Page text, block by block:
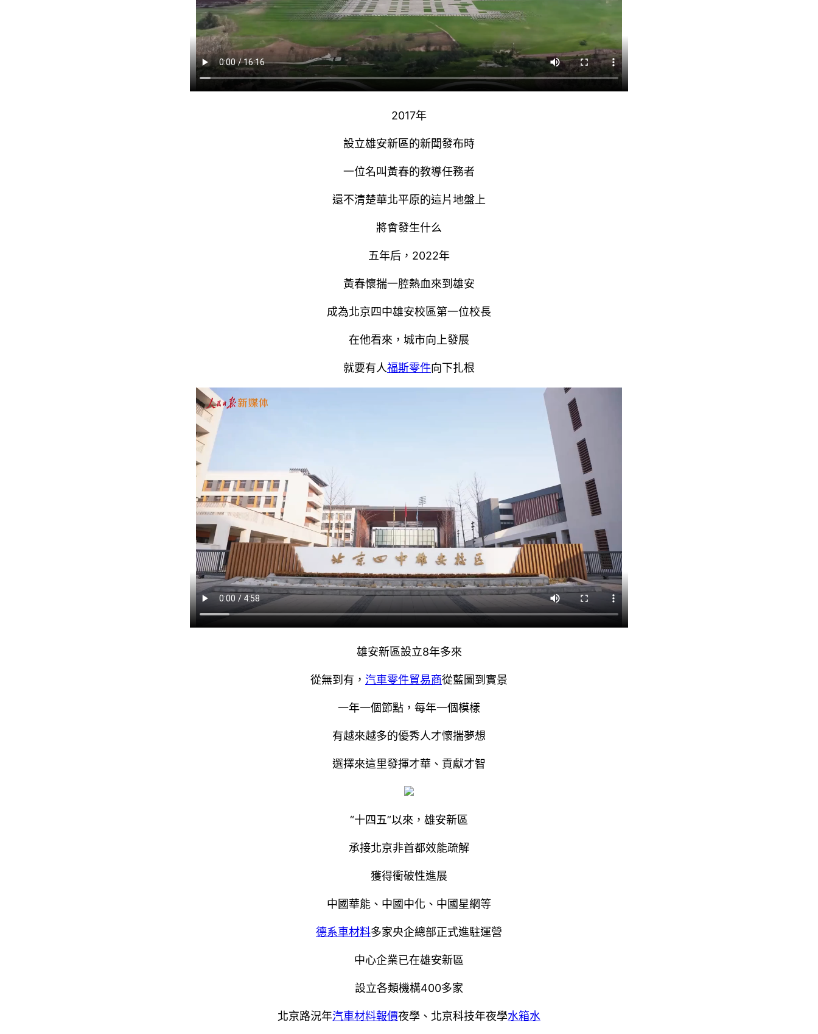
2017年
設立雄安新區的新聞發布時
一位名叫黃春的教導任務者
還不清楚華北平原的這片地盤上
將會發生什么
五年后，2022年
黃春懷揣一腔熱血來到雄安
成為北京四中雄安校區第一位校長
在他看來，城市向上發展
就要有人福斯零件向下扎根
雄安新區設立8年多來
從無到有， 汽車零件貿易商從藍圖到實景
一年一個節點，每年一個模樣
有越來越多的優秀人才懷揣夢想
選擇來這里發揮才華、貢獻才智
“十四五”以來，雄安新區
承接北京非首都效能疏解
獲得衝破性進展
中國華能、中國中化、中國星網等
德系車材料多家央企總部正式進駐運營
中心企業已在雄安新區
設立各類機構400多家
北京路況年汽車材料報價夜學、北京科技年夜學水箱水